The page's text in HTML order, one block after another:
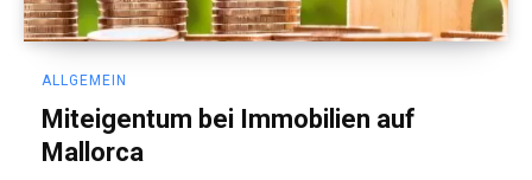
ALLGEMEIN
Miteigentum bei Immobilien auf
Mallorca